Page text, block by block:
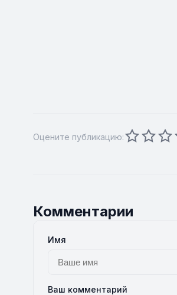
Оцените публикацию:
Комментарии
Имя
Ваш комментарий